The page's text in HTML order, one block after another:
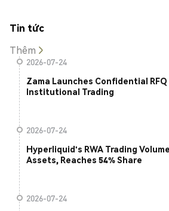
Tin tức
Thêm
2026-07-24
Zama Launches Confidential
Institutional Trading
2026-07-24
Hyperliquid's RWA Trading
Assets, Reaches 54% Share
2026-07-24